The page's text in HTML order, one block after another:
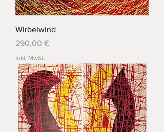
Wirbelwind
Preis
290,00 €
inkl. MwSt.